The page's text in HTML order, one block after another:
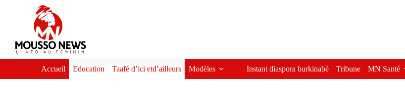
Accueil Education Taafé d’ici etd’ailleurs Modèles Instant diaspora burkinabè Tribune MN Santé